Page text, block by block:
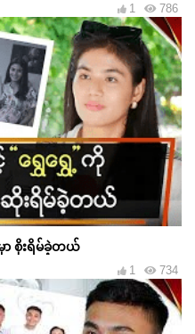
786
1
ာ စိုးရိမ်ခဲ့တယ်
734
1